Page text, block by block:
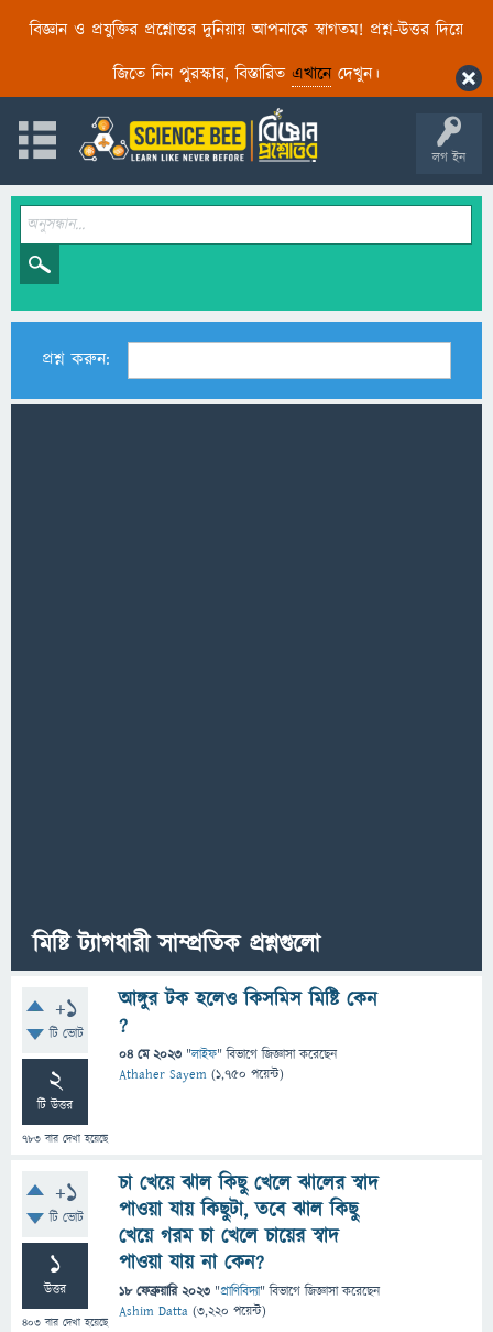
বিজ্ঞান ও প্রযুক্তির প্রশ্নোত্তর দুনিয়ায় আপনাকে স্বাগতম! প্রশ্ন-উত্তর দিয়ে
জিতে নিন পুরস্কার, বিস্তারিত এখানেদেখুন।
লগ ইন
প্রশ্ন করুন:
মিষ্টি ট্যাগধারী সাম্প্রতিক প্রশ্নগুলো
+1
টি ভোট
2
টি উত্তর
783 বার দেখা হয়েছে
আঙ্গুর টক হলেও কিসমিস মিষ্টি কেন
?
04 মে 2023 "লাইফ" বিভাগে জিজ্ঞাসাকরেছেন
Athaher Sayem (1,750 পয়েন্ট)
+1
টি ভোট
1
উত্তর
403 বার দেখা হয়েছে
চা খেয়ে ঝাল কিছু খেলে ঝালের স্বাদ
পাওয়া যায় কিছুটা, তবে ঝাল কিছু
খেয়ে গরম চা খেলে চায়ের স্বাদ
পাওয়া যায় না কেন?
18 ফেব্রুয়ারি 2023 "প্রাণিবিদ্যা" বিভাগে জিজ্ঞাসাকরেছেন
Ashim Datta (3,220 পয়েন্ট)